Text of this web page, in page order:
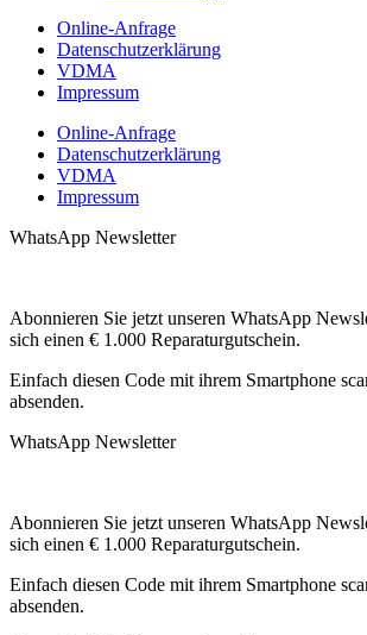
Online-Anfrage
Datenschutzerklärung
VDMA
Impressum
Online-Anfrage
Datenschutzerklärung
VDMA
Impressum
WhatsApp Newsletter
Abonnieren Sie jetzt unseren WhatsApp
sich einen € 1.000 Reparaturgutschein.
Einfach diesen Code mit ihrem Smartphone
absenden.
WhatsApp Newsletter
Abonnieren Sie jetzt unseren WhatsApp
sich einen € 1.000 Reparaturgutschein.
Einfach diesen Code mit ihrem Smartphone
absenden.